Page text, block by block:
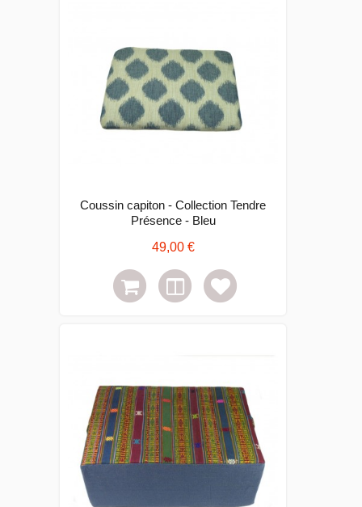
Coussin capiton - Collection Tendre
Présence - Bleu
49,00 €